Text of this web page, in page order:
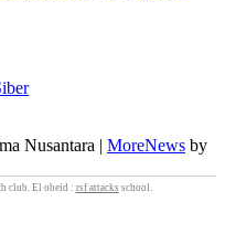
Nusantara | MoreNews by
club. El obeid : rsf attacks school.